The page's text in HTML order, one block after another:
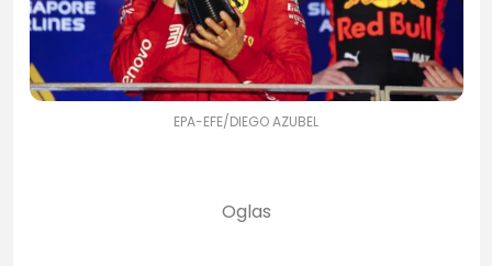
EPA-EFE/DIEGO AZUBEL